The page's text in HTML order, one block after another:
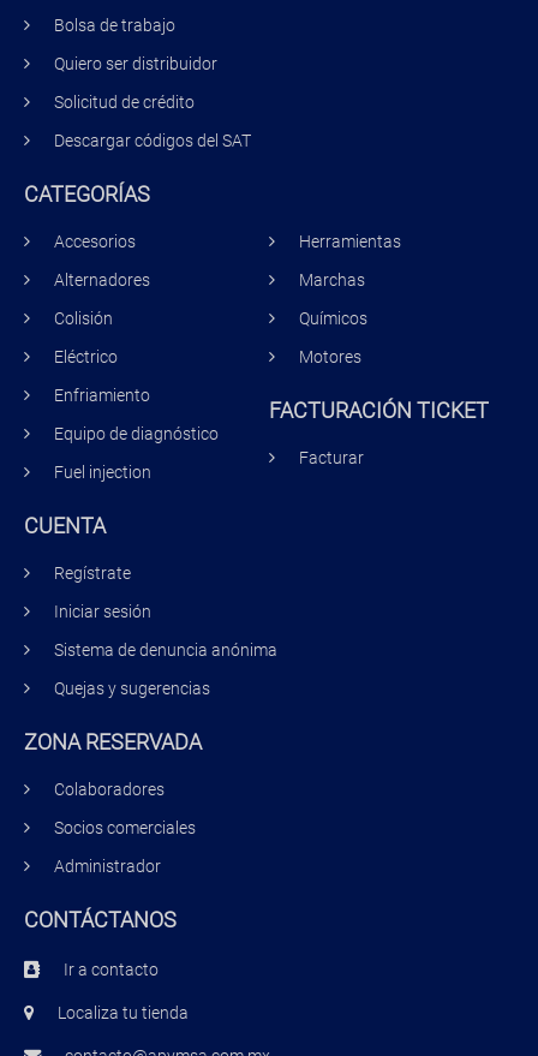
Bolsa de trabajo
Quiero ser distribuidor
Solicitud de crédito
Descargar códigos del SAT
CATEGORÍAS
Accesorios
Alternadores
Colisión
Eléctrico
Enfriamiento
Equipo de diagnóstico
Fuel injection
Herramientas
Marchas
Químicos
Motores
FACTURACIÓN TICKET
Facturar
CUENTA
Regístrate
Iniciar sesión
Sistema de denuncia anónima
Quejas y sugerencias
ZONA RESERVADA
Colaboradores
Socios comerciales
Administrador
CONTÁCTANOS
Ir a contacto
Localiza tu tienda